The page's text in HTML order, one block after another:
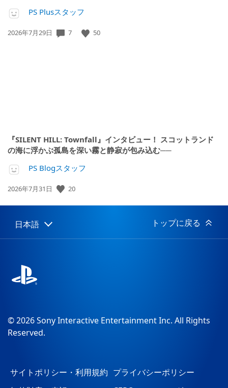
PS Plusスタッフ
公
2026年7月29日 7 50
『SILENT HILL: Townfall』インタビュー！ スコットランド
の海に浮かぶ孤島を深い霧と静寂が包み込む──
PS Blogスタッフ
公
日:
2026年7月31日 20
Select
a
Current
region:
日本語 トップに戻る
© 2026 Sony Interactive Entertainment Inc. All Rights
Reserved.
サイトポリシー・利用規約 プライバシーポリシー